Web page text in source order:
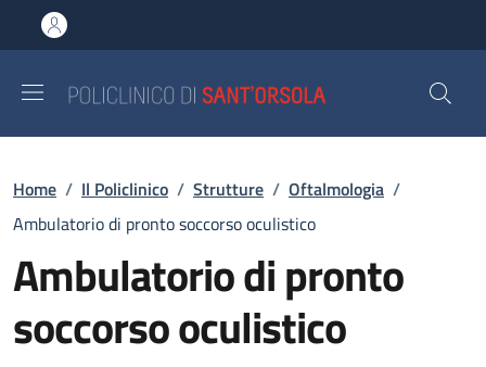
al contenuto principale
to footer content
Briciole di pane
Home / Il Policlinico / Strutture / Oftalmologia /
Ambulatorio di pronto soccorso oculistico
Ambulatorio di pronto
soccorso oculistico